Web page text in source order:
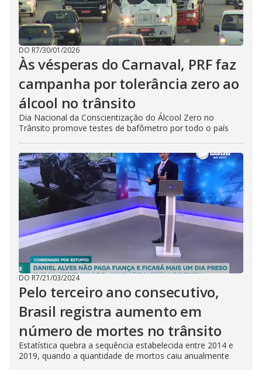
DO R7/30/01/2026
Às vésperas do Carnaval, PRF faz
campanha por tolerância zero ao
álcool no trânsito
Dia Nacional da Conscientização do Álcool Zero no
Trânsito promove testes de bafômetro por todo o país
DO R7/21/03/2024
Pelo terceiro ano consecutivo,
Brasil registra aumento em
número de mortes no trânsito
Estatística quebra a sequência estabelecida entre 2014 e
2019, quando a quantidade de mortos caiu anualmente